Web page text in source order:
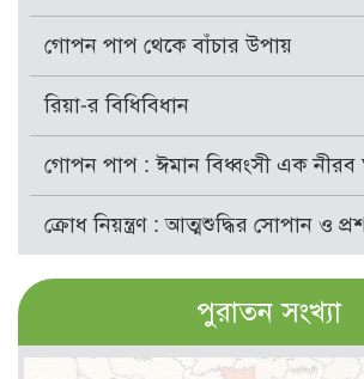
গোপন পাপ থেকে বাঁচার উপায়
রিয়া-র বিধিবিধান
গোপন পাপ : ঈমান বিধ্বংসী এক
ক্রোধ নিয়ন্ত্রণ : আত্মশুদ্ধির সোপান ও
পুরাতন সংখ্যা